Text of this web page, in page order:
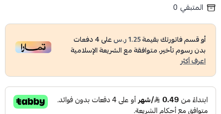
المتبقي 0
أو قسم فاتورتك بقيمة1.25 ر.س على4دفعات
بدون رسوم تأخير، متوافقة مع الشريعة الإسلامية
اعرف أكثر